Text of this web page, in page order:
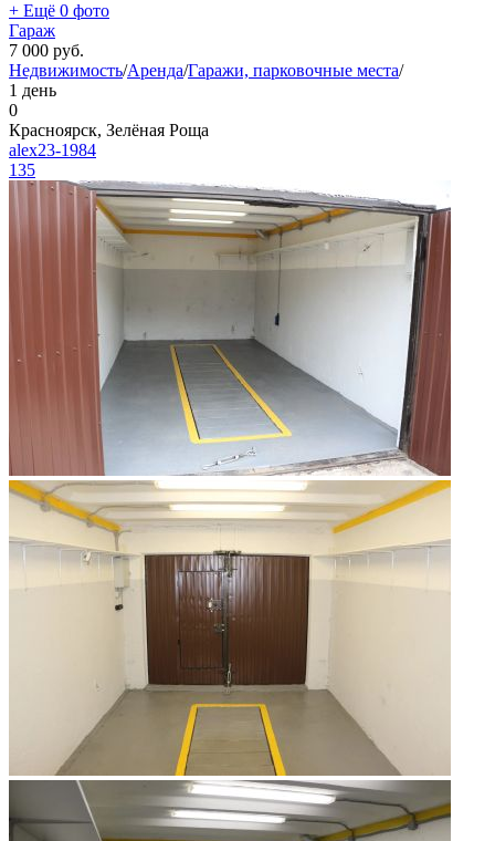
+ Ещё 0 фото
Гараж
7 000 руб.
Недвижимость/Аренда/Гаражи, парковочные места/
1 день
0
Красноярск, Зелёная Роща
alex23-1984
135